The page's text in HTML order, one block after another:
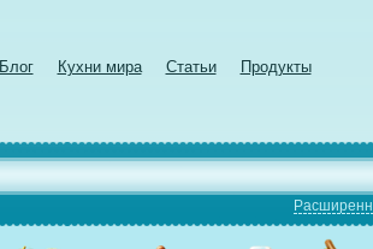
Блог Кухни мира Статьи Продукты